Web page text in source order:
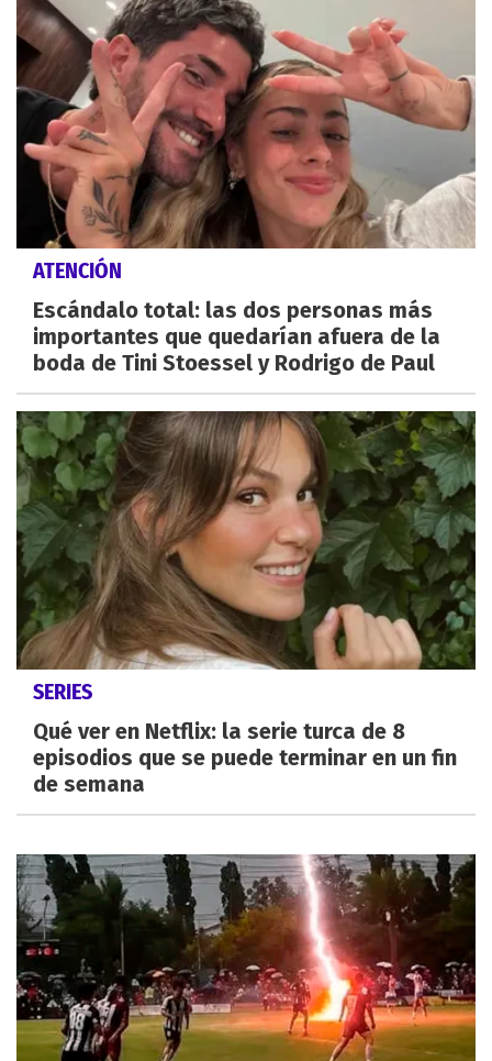
ATENCIÓN
Escándalo total: las dos personas más
importantes que quedarían afuera de la
boda de Tini Stoessel y Rodrigo de Paul
SERIES
Qué ver en Netflix: la serie turca de 8
episodios que se puede terminar en un fin
de semana